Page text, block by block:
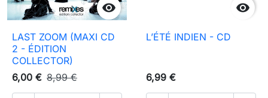

LAST ZOOM (MAXI CD
2 - ÉDITION
COLLECTOR)
6,00 € 8,99 €

L’ÉTÉ INDIEN - CD
6,99 €